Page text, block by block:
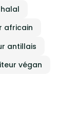
africain
antillais
végan